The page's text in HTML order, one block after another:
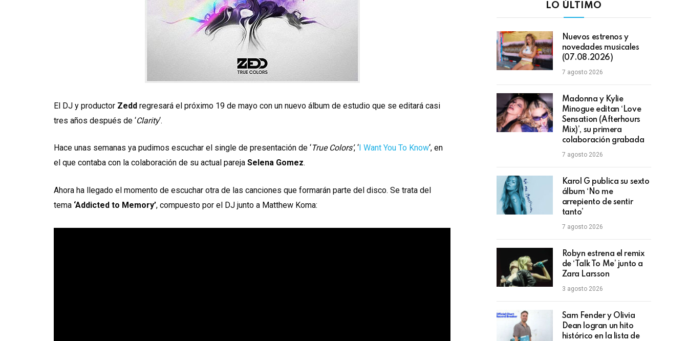
El DJ y productor Zedd regresará el próximo 19 de mayo con un nuevo álbum de estudio que se editará casi
tres años después de ‘Clarity‘.
Hace unas semanas ya pudimos escuchar el single de presentación de ‘True Colors’, ‘ I Want You To Know‘, en
el que contaba con la colaboración de su actual parejaSelena Gomez.
Ahora ha llegado el momento de escuchar otra de las canciones que formarán parte del disco. Se trata del
tema ‘Addicted to Memory’, compuesto por el DJ junto a Matthew Koma:
LO ÚLTIMO
Nuevos estrenos y
novedades musicales
(07.08.2026)
7 agosto 2026
Madonna y Kylie
Minogue editan ‘Love
Sensation (Afterhours
Mix)’, su primera
colaboración grabada
7 agosto 2026
Karol G publica su sexto
álbum ‘No me
arrepiento de sentir
tanto’
7 agosto 2026
Robyn estrena el remix
de ‘Talk To Me’ junto a
Zara Larsson
3 agosto 2026
Sam Fender y Olivia
Dean logran un hito
histórico en la lista de